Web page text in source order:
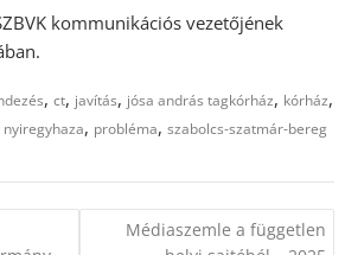
kommunikációs vezetőjének
,ct, javítás, jósa andrás tagkórház, kórház,
nyiregyhaza, probléma,szabolcs-szatmár-bereg
Médiaszemle a független